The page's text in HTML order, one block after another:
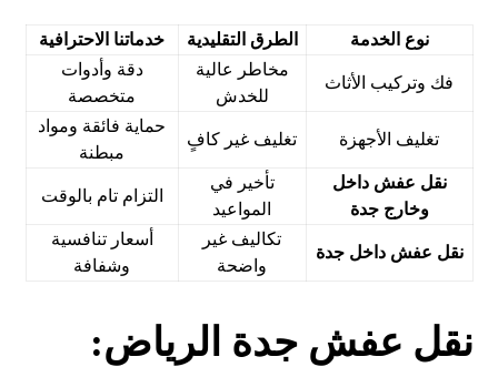
نوع الخدمة الطرق التقليدية خدماتنا الاحترافية
فك وتركيب الأثاث
مخاطر عالية
للخدش
دقة وأدوات
متخصصة
تغليف الأجهزة تغليف غير كافٍ
حماية فائقة ومواد
مبطنة
نقل عفش داخل
وخارج جدة
تأخير في
المواعيد
التزام تام بالوقت
نقل عفش داخل جدة
تكاليف غير
واضحة
أسعار تنافسية
وشفافة
نقل عفش جدة الرياض: